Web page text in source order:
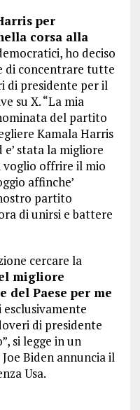
per
corsa alla
ho deciso
di concentrare tutte
di presidente per il
su X. “La mia
del partito
Kamala Harris
stata la migliore
voglio offrire il mio
affinche’
partito
di unirsi e battere
cercare la
migliore
del Paese per me
di presidente
si legge in un
Biden annuncia il
Usa.